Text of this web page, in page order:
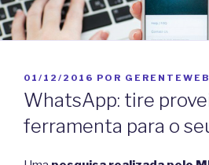
PUBLICADO
EM
01/12/2016 POR GERENTEWEB
WhatsApp: tire
ferramenta para o